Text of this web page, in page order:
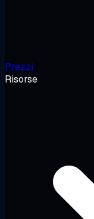
Prezzi
Risorse